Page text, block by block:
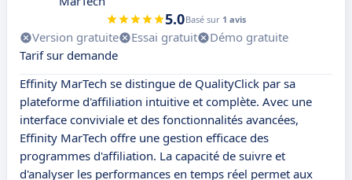
5.0Basé sur 1 avis
Version gratuite Essai gratuit
Démo gratuite
Tarif sur demande
Effinity MarTech se distingue de QualityClick par sa
plateforme d'affiliation intuitive et complète. Avec une
interface conviviale et des fonctionnalités avancées,
Effinity MarTech offre une gestion efficace des
programmes d'affiliation. La capacité de suivre et
d'analyser les performances en temps réel permet aux